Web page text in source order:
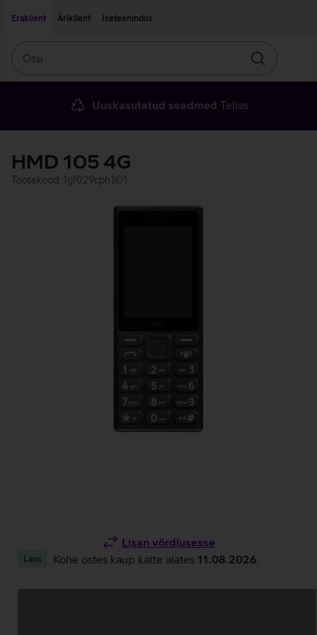
Eraklient
Äriklient Iseteenindus
Otsin
Uuskasutatud seadmed Telias
HMD 105 4G
Tootekood: 1gf029cph1l01
Lisan võrdlusesse
Laos Kohe ostes kaup kätte alates 11.08.2026